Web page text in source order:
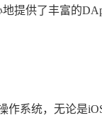
提供了丰富的
作系统，无论是